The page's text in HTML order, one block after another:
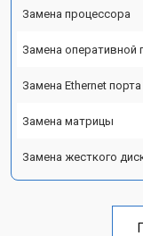
Замена процессора
Замена оперативной
Замена Ethernet порта
Замена матрицы
Замена жесткого